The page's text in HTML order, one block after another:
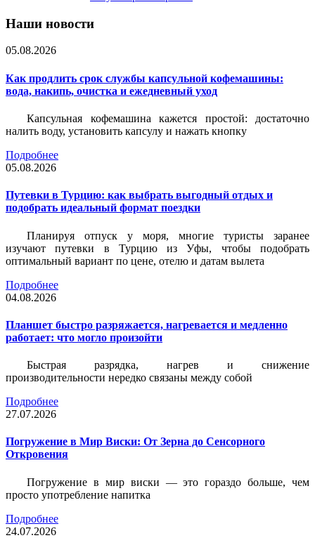
Наши новости
05.08.2026
Как продлить срок службы капсульной кофемашины:
вода, накипь, очистка и ежедневный уход
Капсульная кофемашина кажется простой: достаточно
налить воду, установить капсулу и нажать кнопку
Подробнее
05.08.2026
Путевки в Турцию: как выбрать выгодный отдых и
подобрать идеальный формат поездки
Планируя отпуск у моря, многие туристы заранее
изучают путевки в Турцию из Уфы, чтобы подобрать
оптимальный вариант по цене, отелю и датам вылета
Подробнее
04.08.2026
Планшет быстро разряжается, нагревается и медленно
работает: что могло произойти
Быстрая разрядка, нагрев и снижение
производительности нередко связаны между собой
Подробнее
27.07.2026
Погружение в Мир Виски: От Зерна до Сенсорного
Откровения
Погружение в мир виски — это гораздо больше, чем
просто употребление напитка
Подробнее
24.07.2026